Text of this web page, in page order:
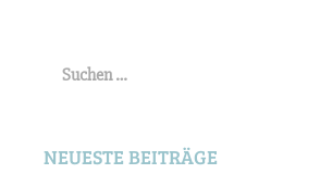
nach:
NEUESTE BEITRÄGE